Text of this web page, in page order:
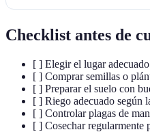
Checklist antes de
[ ] Elegir el lugar adecuado
[ ] Comprar semillas o
[ ] Preparar el suelo con
[ ] Riego adecuado según
[ ] Controlar plagas de
[ ] Cosechar regularmente